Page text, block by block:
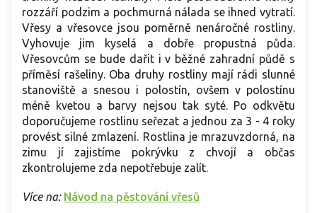
rozzáří podzim a pochmurná nálada se ihned vytratí.
Vřesy a vřesovce jsou poměrně nenáročné rostliny.
Vyhovuje jim kyselá a dobře propustná půda.
Vřesovcům se bude dařit i v běžné zahradní půdě s
příměsí rašeliny. Oba druhy rostliny mají rádi slunné
stanoviště a snesou i polostín, ovšem v polostínu
méně kvetou a barvy nejsou tak syté. Po odkvětu
doporučujeme rostlinu seřezat a jednou za 3 - 4 roky
provést silné zmlazení. Rostlina je mrazuvzdorná, na
zimu jí zajistíme pokrývku z chvojí a občas
zkontrolujeme zda nepotřebuje zalít.
Více na: Návod na pěstování vřesů